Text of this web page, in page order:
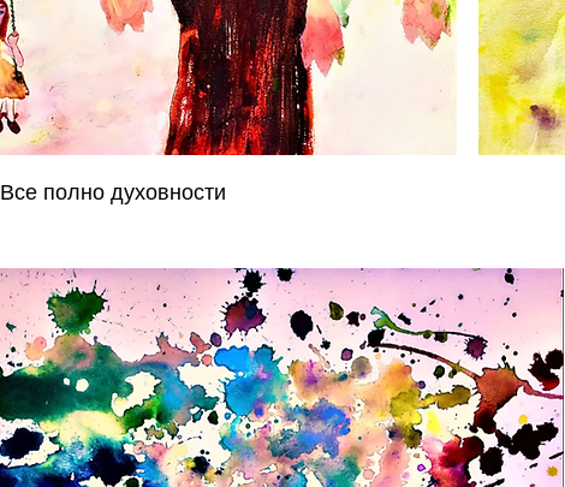
Все полно духовности